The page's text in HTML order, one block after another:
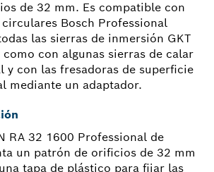
de 32 mm. Es compatible con
Bosch Professional
las sierras de inmersión GKT
con algunas sierras de calar
y con las fresadoras de superficie
mediante un adaptador.
RA 32 1600 Professional de
un patrón de orificios de 32 mm
tapa de plástico para fijar las